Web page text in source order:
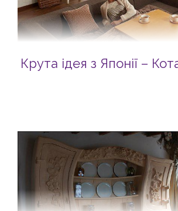
Крута ідея з Японії –